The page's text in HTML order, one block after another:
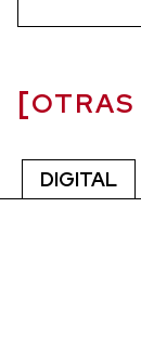
OTRAS
DIGITAL